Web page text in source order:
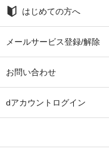
はじめての方へ
メールサービス登録/解除
お問い合わせ
dアカウントログイン